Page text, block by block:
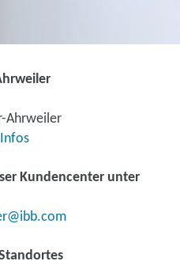
Ahrweiler
Kundencenter unter